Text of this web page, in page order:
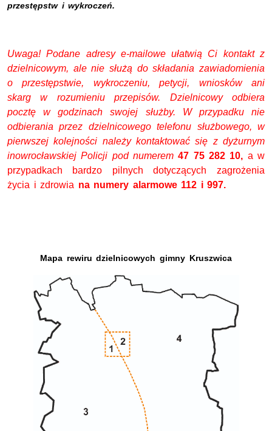
przestępstw i wykroczeń.
Uwaga! Podane adresy e-mailowe ułatwią Ci kontakt z
dzielnicowym, ale nie służą do składania zawiadomienia
o przestępstwie, wykroczeniu, petycji, wniosków ani
skarg w rozumieniu przepisów. Dzielnicowy odbiera
pocztę w godzinach swojej służby. W przypadku nie
odbierania przez dzielnicowego telefonu służbowego, w
pierwszej kolejności należy kontaktować się z dyżurnym
inowrocławskiej Policji pod numerem47 75 282 10, a w
przypadkach bardzo pilnych dotyczących zagrożenia
życia i zdrowia na numery alarmowe 112 i 997.
Mapa rewiru dzielnicowych gimny Kruszwica